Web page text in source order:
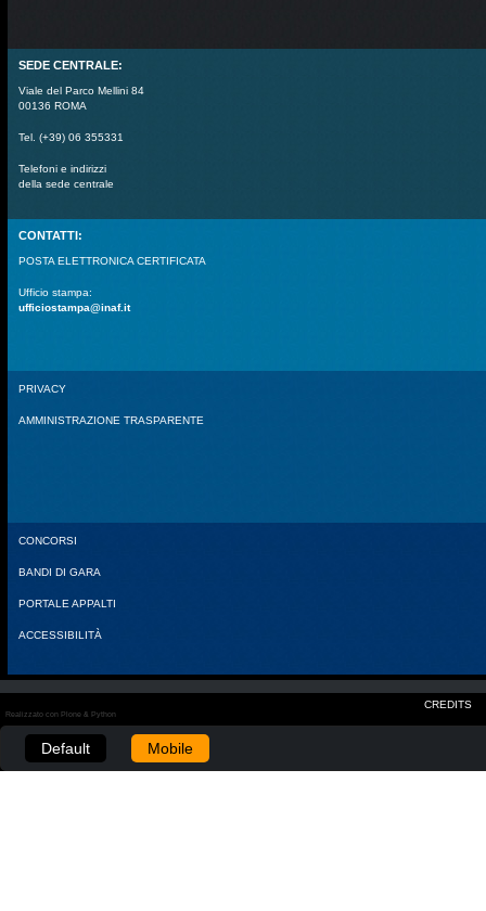
SEDE CENTRALE:
Viale del Parco Mellini 84
00136 ROMA
Tel. (+39) 06 355331
Telefoni e indirizzi
della sede centrale
CONTATTI:
POSTA ELETTRONICA CERTIFICATA
Ufficio stampa:
ufficiostampa@inaf.it
PRIVACY
AMMINISTRAZIONE TRASPARENTE
CONCORSI
BANDI DI GARA
PORTALE APPALTI
ACCESSIBILITÀ
CREDITS
Realizzato con Plone & Python
Default Mobile